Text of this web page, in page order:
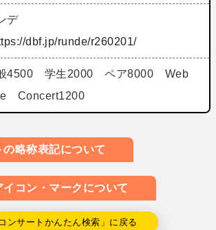
デ
dbf.jp/runde/r260201/
4500 学生2000 ペア8000 Web
Concert1200
の略称表記について
イコン・マークについて
ンサートかんたん検索」に戻る